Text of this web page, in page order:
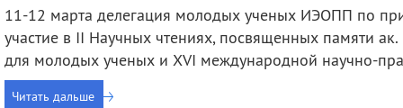
11-12 марта делегация молодых ученых ИЭОПП по
участие в II Научных чтениях, посвященных памяти
для молодых ученых и XVI международной научно-
Читать дальше